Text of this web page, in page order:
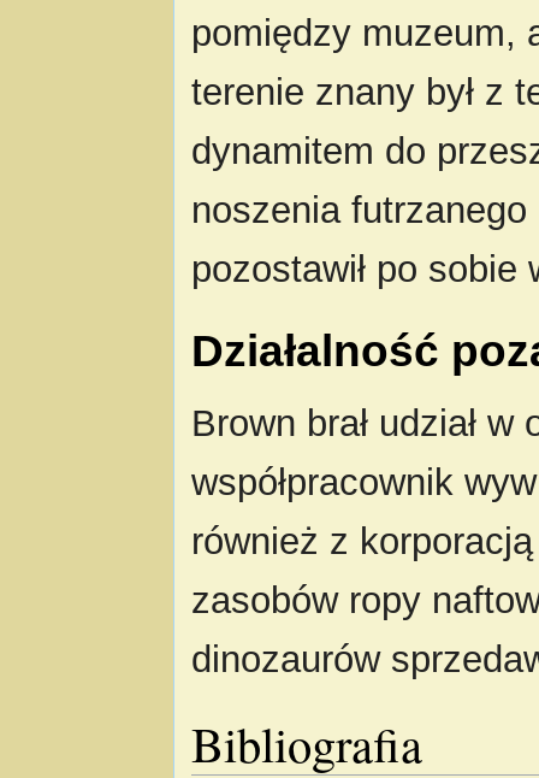
pomiędzy muzeum,
terenie znany był z
dynamitem do
noszenia
pozostawił po sobie
Działalność
Brown brał udział
współpracownik
również z
zasobów ropy
dinozaurów
Bibliografia